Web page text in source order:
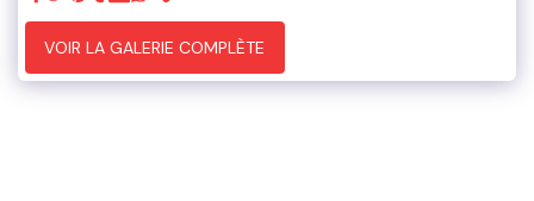
VOIR LA GALERIE COMPLÈTE